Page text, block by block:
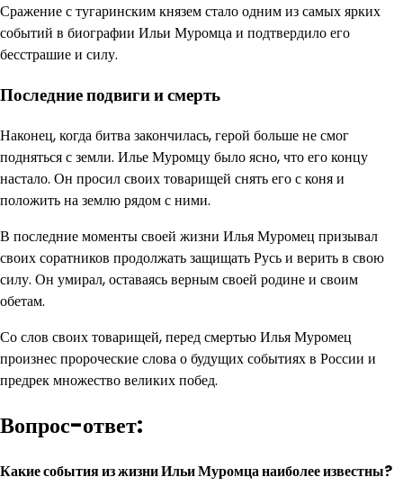
Сражение с тугаринским князем стало одним из самых ярких
событий в биографии Ильи Муромца и подтвердило его
бесстрашие и силу.
Последние подвиги и смерть
Наконец, когда битва закончилась, герой больше не смог
подняться с земли. Илье Муромцу было ясно, что его концу
настало. Он просил своих товарищей снять его с коня и
положить на землю рядом с ними.
В последние моменты своей жизни Илья Муромец призывал
своих соратников продолжать защищать Русь и верить в свою
силу. Он умирал, оставаясь верным своей родине и своим
обетам.
Со слов своих товарищей, перед смертью Илья Муромец
произнес пророческие слова о будущих событиях в России и
предрек множество великих побед.
Вопрос-ответ:
Какие события из жизни Ильи Муромца наиболее известны?